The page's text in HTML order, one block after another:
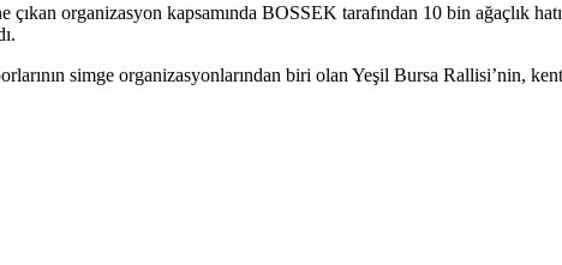
çıkan organizasyon kapsamında BOSSEK tarafından 10 bin ağaçlık
simge organizasyonlarından biri olan Yeşil Bursa Rallisi’nin,